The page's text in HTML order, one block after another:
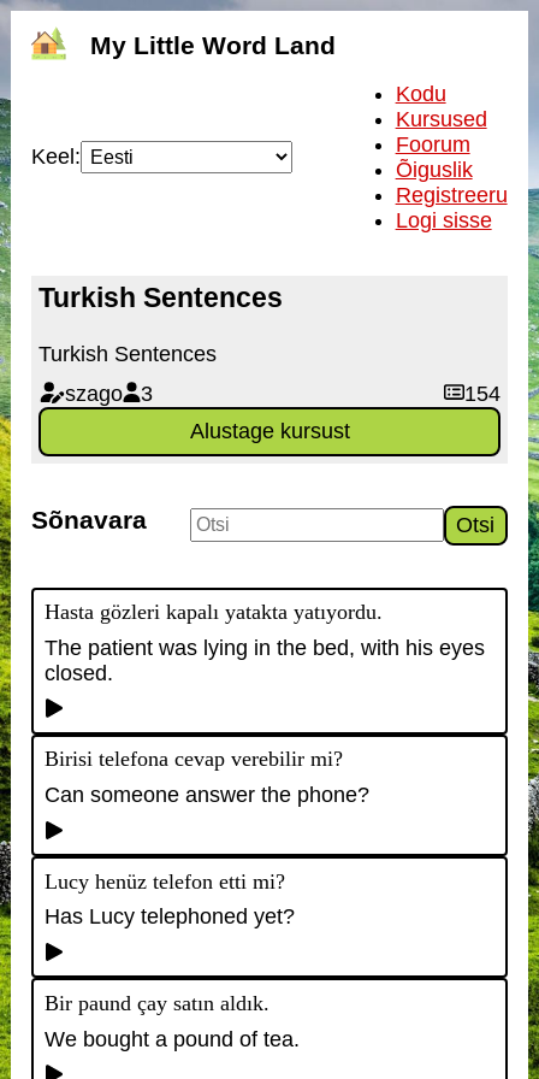
My Little Word Land
Keel:
Kodu
Kursused
Foorum
Õiguslik
Registreeru
Logi sisse
Turkish Sentences
Turkish Sentences
szago
3
154
Alustage kursust
Sõnavara Otsi
Hasta gözleri kapalı yatakta yatıyordu.
The patient was lying in the bed, with his eyes
closed.
Birisi telefona cevap verebilir mi?
Can someone answer the phone?
Lucy henüz telefon etti mi?
Has Lucy telephoned yet?
Bir paund çay satın aldık.
We bought a pound of tea.